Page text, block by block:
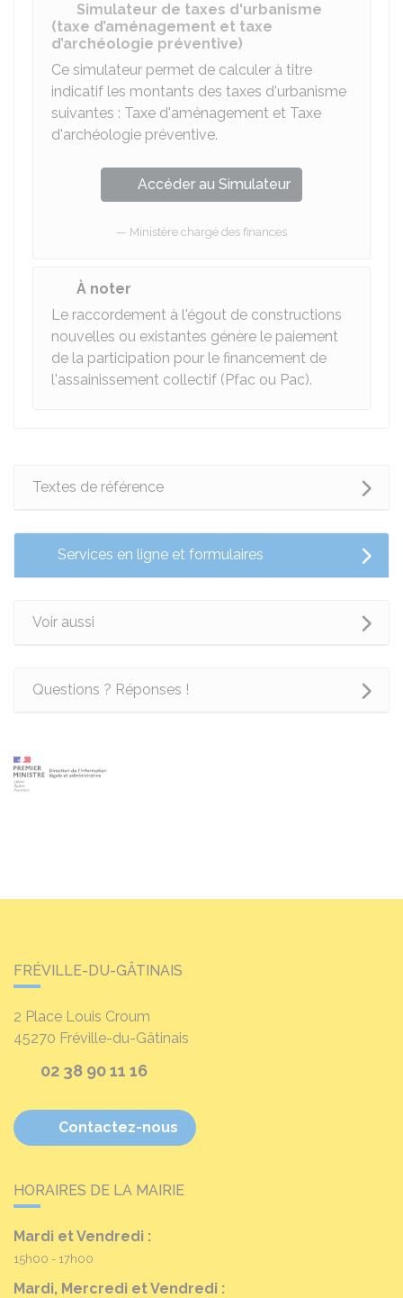
Simulateur de taxes d'urbanisme
(taxe d’aménagement et taxe
d’archéologie préventive)
Ce simulateur permet de calculer à titre
indicatif les montants des taxes d'urbanisme
suivantes : Taxe d'aménagement et Taxe
d'archéologie préventive.
Accéder au Simulateur
Ministère chargé des finances
À noter
Le raccordement à l'égout de constructions
nouvelles ou existantes génère le paiement
de la participation pour le financement de
l'assainissement collectif (Pfac ou Pac).
Textes de référence
Services en ligne et formulaires
Voir aussi
Questions ? Réponses !
FRÉVILLE-DU-GÂTINAIS
2 Place Louis Croum
45270 Fréville-du-Gâtinais
02 38 90 11 16
Contactez-nous
HORAIRES DE LA MAIRIE
Mardi et Vendredi :
15h00 - 17h00
Mardi, Mercredi et Vendredi :